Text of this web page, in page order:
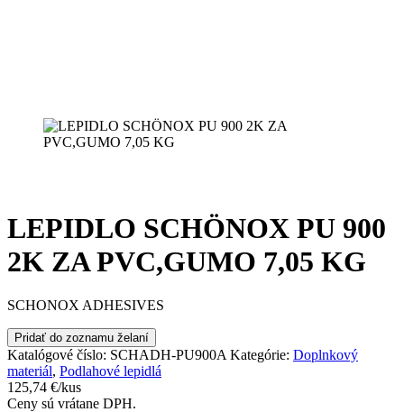
LEPIDLO SCHÖNOX PU 900
2K ZA PVC,GUMO 7,05 KG
SCHONOX ADHESIVES
Pridať do zoznamu želaní
Katalógové číslo: SCHADH-PU900A Kategórie: Doplnkový
materiál, Podlahové lepidlá
125,74 €/kus
Ceny sú vrátane DPH.